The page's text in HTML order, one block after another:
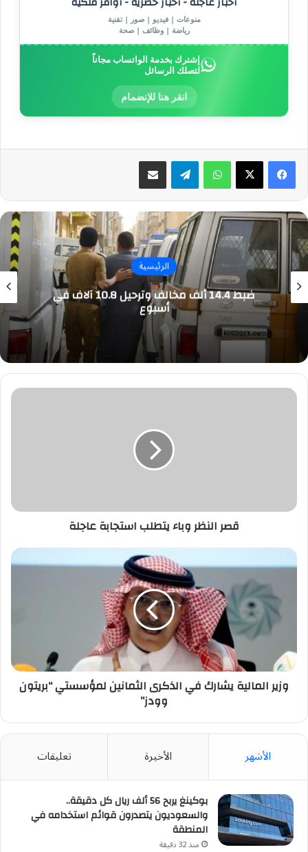
منوعات | فيديو | صور | تقنية
رياضة | وظائف | صحة
إشترك بخدمة الواتساب مجاناً
لتصلك الرسائل
انقر هنا للإنضمام
واتسابتيلقرام مشاركة عبر البريد
الرئيسية
ضبط 14.4 ألف مخالف وترحيل 10.8 آلاف في
أسبوع
قصر
قصر النظر وباء يتطلب استجابة عاجلة
وزير
المالية
الذكرى
الثمانين
لمؤسستي
“بريتون
وودز”
وزير المالية يشارك في الذكرى الثمانين لمؤسستي “بريتون
وودز”
الأشهر الأخيرة تعليقات
بوكينغ يربح 56 ألف ريال كل دقيقة..
والسعوديون يتصدرون قوائم استخدامه في
المنطقة
منذ 32 دقيقة